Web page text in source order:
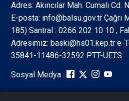
Adres: Akıncılar Mah. Cumalı
E-posta: info@balsu.gov.tr Çağrı
185) Santral : 0266 202 10 10 ,
Adresimiz: baski@hs01.kep.tr e-
35841-11486-32592 PTT-UETS
Sosyal Medya :